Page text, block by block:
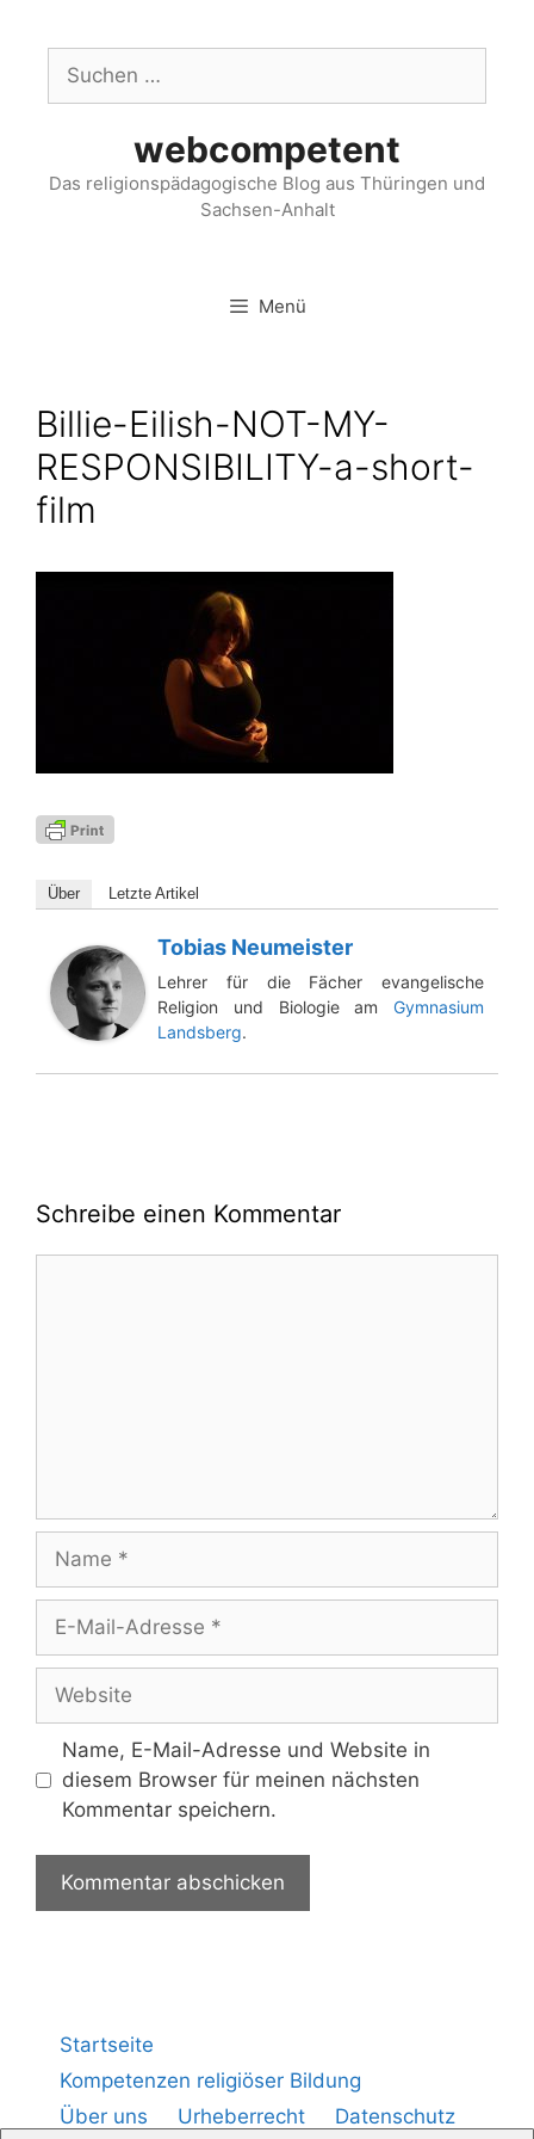
webcompetent
Das religionspädagogische Blog aus Thüringen und
Sachsen-Anhalt
Menü
Billie-Eilish-NOT-MY-
RESPONSIBILITY-a-short-
film
Über Letz­te Artikel
Tobias Neumeister
Lehrer für die Fächer evangelische
Religion und Biologie am Gymnasium
Landsberg.
Schreibe einen Kommentar
Name, E-Mail-Adresse und Website in
diesem Browser für meinen nächsten
Kommentar speichern.
Startseite
Kompetenzen religiöser Bildung
Über uns
Urheberrecht Datenschutz